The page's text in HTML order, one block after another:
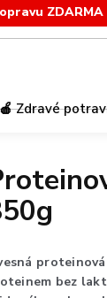
ZDARMA
🍎 Zdravé
bez